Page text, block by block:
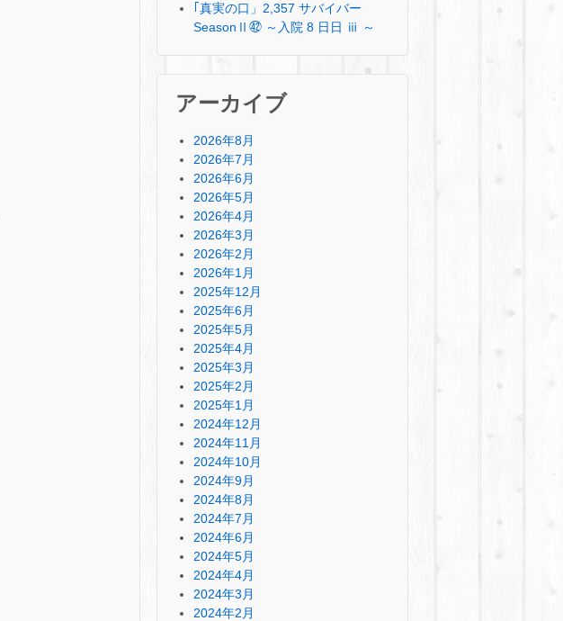
｢真実の口」2,357 サバイバー
SeasonⅡ㊷ ～入院 8 日日 ⅲ ～
アーカイブ
2026年8月
2026年7月
2026年6月
2026年5月
2026年4月
2026年3月
2026年2月
2026年1月
2025年12月
2025年6月
2025年5月
2025年4月
2025年3月
2025年2月
2025年1月
2024年12月
2024年11月
2024年10月
2024年9月
2024年8月
2024年7月
2024年6月
2024年5月
2024年4月
2024年3月
2024年2月